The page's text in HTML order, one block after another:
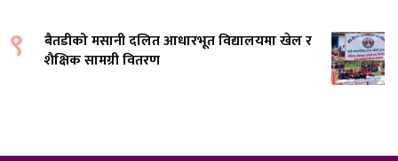
९
बैतडीको मसानी दलित आधारभूत विद्यालयमा खेल र
शैक्षिक सामग्री वितरण